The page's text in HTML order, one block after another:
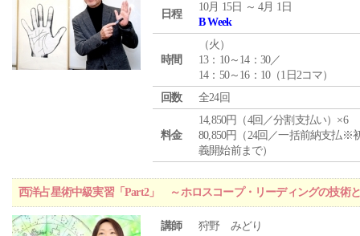
日程
10月 15日 ～ 4月 1日
B Week
時間
（火 ）
13：10～14：30／
14：50～16：10（1日2コマ）
回数
全24回
料金
14,850円（4回／分割支払い）×6
80,850円（24回／一括前納支払※
義開始前まで）
西洋占星術中級実習「Part2」 ～ホロスコープ・リーディングの技術
講師 狩野 みどり